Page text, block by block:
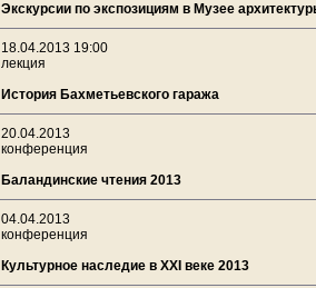
Экскурсии по экспозициям в Музее
18.04.2013 19:00
лекция
История Бахметьевского гаража
20.04.2013
конференция
Баландинские чтения 2013
04.04.2013
конференция
Культурное наследие в XXI веке 2013